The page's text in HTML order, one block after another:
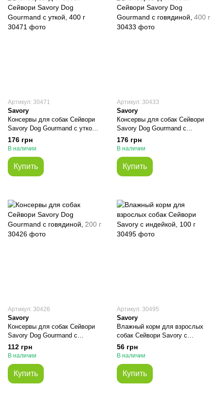
Артикул: 30471
Savory
Консервы для собак Сейвори
Savory Dog Gourmand с уткой,
400 г
176 грн
В наличии
Купить
Артикул: 30433
Savory
Консервы для собак Сейвори
Savory Dog Gourmand с
говядиной, 400 г
176 грн
В наличии
Купить
Артикул: 30426
Savory
Консервы для собак Сейвори
Savory Dog Gourmand с
говядиной, 200 г
112 грн
В наличии
Купить
Артикул: 30495
Savory
Влажный корм для взрослых
собак Сейвори Savory с
индейкой, 100 г
56 грн
В наличии
Купить